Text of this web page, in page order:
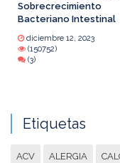
Sobrecrecimiento
Bacteriano Intestinal
diciembre 12, 2023
(150752)
(3)
Etiquetas
ACV ALERGIA